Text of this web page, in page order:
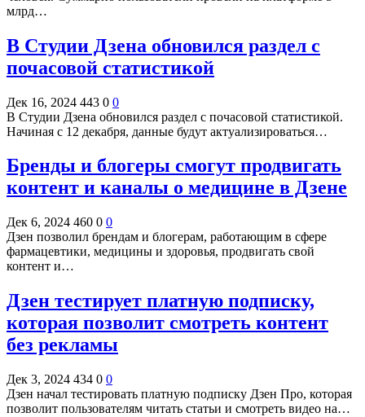
млрд…
В Студии Дзена обновился раздел с
почасовой статистикой
Дек 16, 2024 443 0 0
В Студии Дзена обновился раздел с почасовой статистикой.
Начиная с 12 декабря, данные будут актуализироваться…
Бренды и блогеры смогут продвигать
контент и каналы о медицине в Дзене
Дек 6, 2024 460 0 0
Дзен позволил брендам и блогерам, работающим в сфере
фармацевтики, медицины и здоровья, продвигать свой
контент и…
Дзен тестирует платную подписку,
которая позволит смотреть контент
без рекламы
Дек 3, 2024 434 0 0
Дзен начал тестировать платную подписку Дзен Про, которая
позволит пользователям читать статьи и смотреть видео на…